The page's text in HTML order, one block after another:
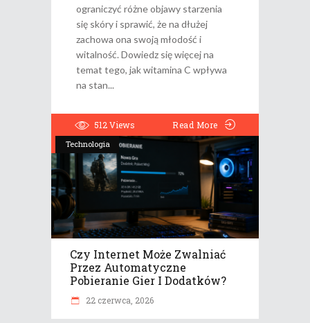
ograniczyć różne objawy starzenia
się skóry i sprawić, że na dłużej
zachowa ona swoją młodość i
witalność. Dowiedz się więcej na
temat tego, jak witamina C wpływa
na stan
512Views Read More
Technologia
Czy Internet Może Zwalniać
Przez Automatyczne
Pobieranie Gier I Dodatków?
22 czerwca, 2026